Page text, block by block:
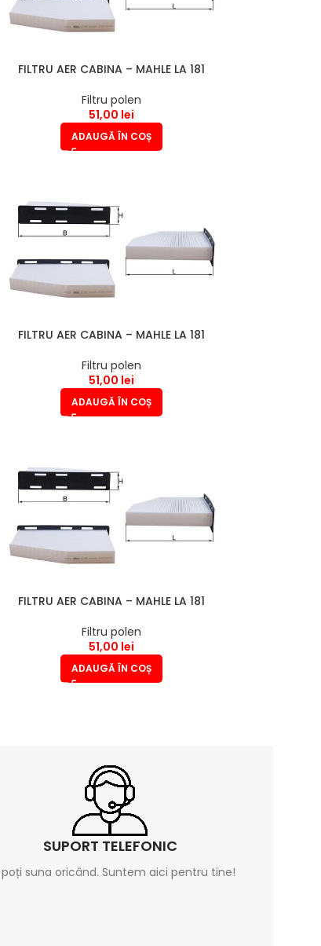
FILTRU AER CABINA – MAHLE LA 181
Filtru polen
51,00 lei
ADAUGĂ ÎN COȘ
FILTRU AER CABINA – MAHLE LA 181
Filtru polen
51,00 lei
ADAUGĂ ÎN COȘ
FILTRU AER CABINA – MAHLE LA 181
Filtru polen
51,00 lei
ADAUGĂ ÎN COȘ
SUPORT TELEFONIC
poți suna oricând. Suntem aici pentru tine!